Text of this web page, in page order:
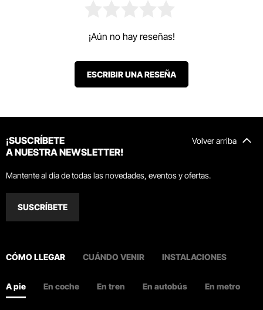
¡Aún no hay reseñas!
ESCRIBIR UNA RESEÑA
Volver arriba
¡SUSCRÍBETE
A NUESTRA NEWSLETTER!
Mantente al día de todas las novedades, eventos y ofertas.
SUSCRÍBETE
CÓMO LLEGAR CUÁNDO VENIR INSTALACIONES
A pie En coche En tren En autobús En metro